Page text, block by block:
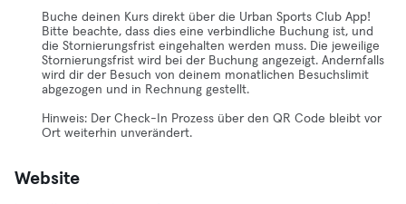
Buche deinen Kurs direkt über die Urban Sports Club App!
Bitte beachte, dass dies eine verbindliche Buchung ist, und
die Stornierungsfrist eingehalten werden muss. Die jeweilige
Stornierungsfrist wird bei der Buchung angezeigt. Andernfalls
wird dir der Besuch von deinem monatlichen Besuchslimit
abgezogen und in Rechnung gestellt.
Hinweis: Der Check-In Prozess über den QR Code bleibt vor
Ort weiterhin unverändert.
Website